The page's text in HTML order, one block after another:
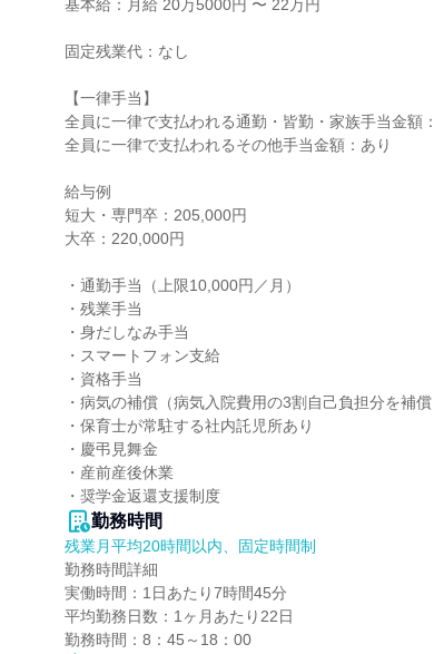
基本給：月給 20万5000円 〜 22万円
固定残業代：なし
【一律手当】
全員に一律で支払われる通勤・皆勤・家族手当金額
全員に一律で支払われるその他手当金額：あり
給与例
短大・専門卒：205,000円
大卒：220,000円
・通勤手当（上限10,000円／月）
・残業手当
・身だしなみ手当
・スマートフォン支給
・資格手当
・病気の補償（病気入院費用の3割自己負担分を補償
・保育士が常駐する社内託児所あり
・慶弔見舞金
・産前産後休業
・奨学金返還支援制度
勤務時間
残業月平均20時間以内、固定時間制
勤務時間詳細
実働時間：1日あたり7時間45分
平均勤務日数：1ヶ月あたり22日
勤務時間：8：45～18：00